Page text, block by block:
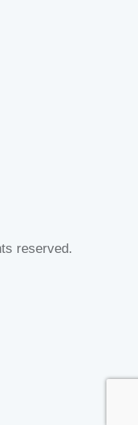
reserved.